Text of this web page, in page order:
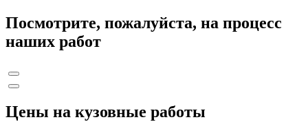
Посмотрите, пожалуйста, на процесс
наших работ
Цены на кузовные работы